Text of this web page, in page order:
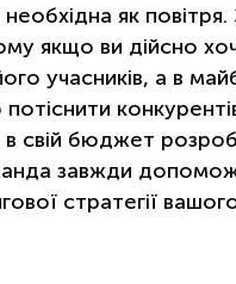
необхідна як
якщо ви дійсно
учасників, а в
в свій бюджет
завжди
стратегії